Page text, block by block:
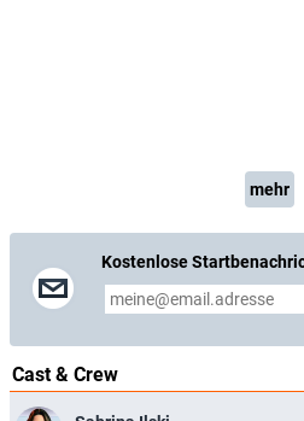
mehr
Kostenlose
Cast & Crew